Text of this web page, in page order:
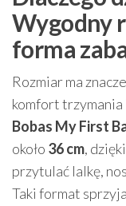
Wygodny
forma
Rozmiar ma
komfort trzymania
Bobas My First
około 36 cm,
przytulać lalkę,
Taki format